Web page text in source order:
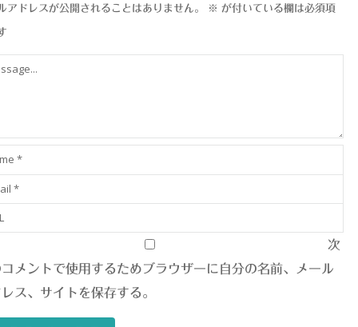
アドレスが公開されることはありません。 ※ が付いている欄は必須項
次
メントで使用するためブラウザーに自分の名前、メール
ス、サイトを保存する。